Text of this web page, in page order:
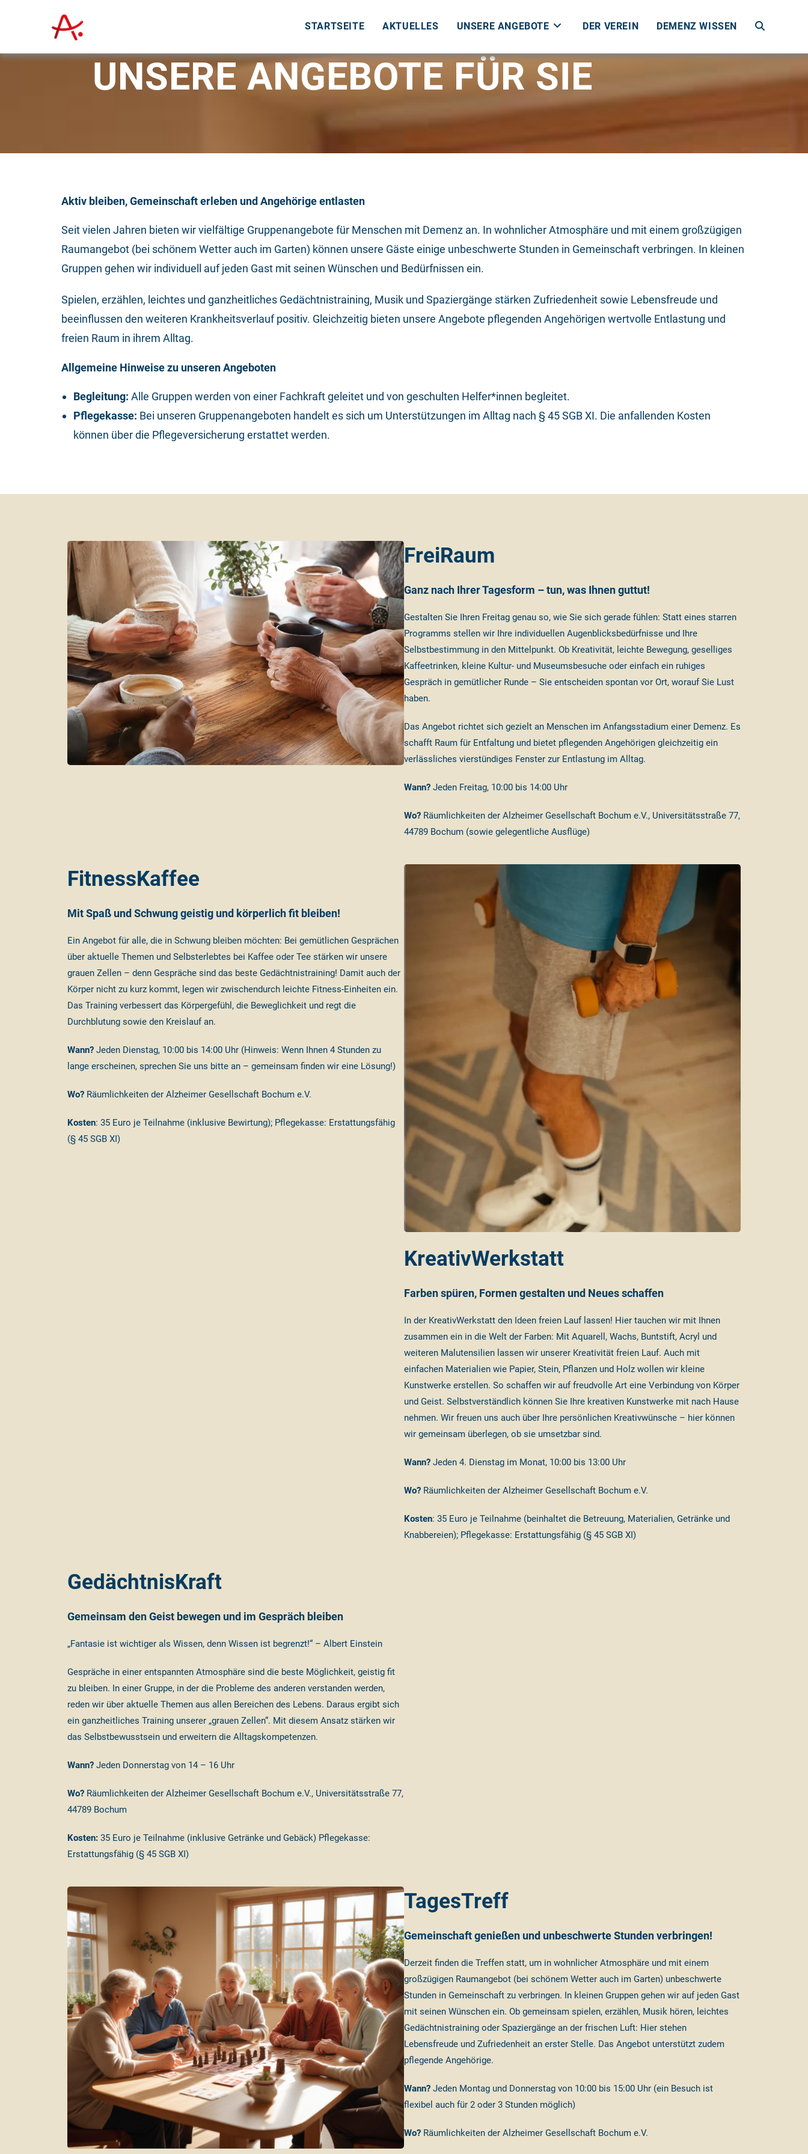
STARTSEITE AKTUELLES UNSERE ANGEBOTE DER VEREIN DEMENZ WISSEN
UNSERE ANGEBOTE FÜR SIE
Aktiv bleiben, Gemeinschaft erleben und Angehörige entlasten
Seit vielen Jahren bieten wir vielfältige Gruppenangebote für Menschen mit Demenz an. In wohnlicher Atmosphäre und mit einem großzügigen
Raumangebot (bei schönem Wetter auch im Garten) können unsere Gäste einige unbeschwerte Stunden in Gemeinschaft verbringen. In kleinen
Gruppen gehen wir individuell auf jeden Gast mit seinen Wünschen und Bedürfnissen ein.
Spielen, erzählen, leichtes und ganzheitliches Gedächtnistraining, Musik und Spaziergänge stärken Zufriedenheit sowie Lebensfreude und
beeinflussen den weiteren Krankheitsverlauf positiv. Gleichzeitig bieten unsere Angebote pflegenden Angehörigen wertvolle Entlastung und
freien Raum in ihrem Alltag.
Allgemeine Hinweise zu unseren Angeboten
Begleitung: Alle Gruppen werden von einer Fachkraft geleitet und von geschulten Helfer*innen begleitet.
Pflegekasse: Bei unseren Gruppenangeboten handelt es sich um Unterstützungen im Alltag nach § 45 SGB XI. Die anfallenden Kosten
können über die Pflegeversicherung erstattet werden.
FreiRaum
Ganz nach Ihrer Tagesform – tun, was Ihnen guttut!
Gestalten Sie Ihren Freitag genau so, wie Sie sich gerade fühlen: Statt eines starren
Programms stellen wir Ihre individuellen Augenblicksbedürfnisse und Ihre
Selbstbestimmung in den Mittelpunkt. Ob Kreativität, leichte Bewegung, geselliges
Kaffeetrinken, kleine Kultur- und Museumsbesuche oder einfach ein ruhiges
Gespräch in gemütlicher Runde – Sie entscheiden spontan vor Ort, worauf Sie Lust
haben.
Das Angebot richtet sich gezielt an Menschen im Anfangsstadium einer Demenz. Es
schafft Raum für Entfaltung und bietet pflegenden Angehörigen gleichzeitig ein
verlässliches vierstündiges Fenster zur Entlastung im Alltag.
Wann? Jeden Freitag, 10:00 bis 14:00 Uhr
Wo? Räumlichkeiten der Alzheimer Gesellschaft Bochum e.V., Universitätsstraße 77,
44789 Bochum (sowie gelegentliche Ausflüge)
FitnessKaffee
Mit Spaß und Schwung geistig und körperlich fit bleiben!
Ein Angebot für alle, die in Schwung bleiben möchten: Bei gemütlichen Gesprächen
über aktuelle Themen und Selbsterlebtes bei Kaffee oder Tee stärken wir unsere
grauen Zellen – denn Gespräche sind das beste Gedächtnistraining! Damit auch der
Körper nicht zu kurz kommt, legen wir zwischendurch leichte Fitness-Einheiten ein.
Das Training verbessert das Körpergefühl, die Beweglichkeit und regt die
Durchblutung sowie den Kreislauf an.
Wann? Jeden Dienstag, 10:00 bis 14:00 Uhr (Hinweis: Wenn Ihnen 4 Stunden zu
lange erscheinen, sprechen Sie uns bitte an – gemeinsam finden wir eine Lösung!)
Wo? Räumlichkeiten der Alzheimer Gesellschaft Bochum e.V.
Kosten: 35 Euro je Teilnahme (inklusive Bewirtung); Pflegekasse: Erstattungsfähig
(§ 45 SGB XI)
KreativWerkstatt
Farben spüren, Formen gestalten und Neues schaffen
In der KreativWerkstatt den Ideen freien Lauf lassen! Hier tauchen wir mit Ihnen
zusammen ein in die Welt der Farben: Mit Aquarell, Wachs, Buntstift, Acryl und
weiteren Malutensilien lassen wir unserer Kreativität freien Lauf. Auch mit
einfachen Materialien wie Papier, Stein, Pflanzen und Holz wollen wir kleine
Kunstwerke erstellen. So schaffen wir auf freudvolle Art eine Verbindung von Körper
und Geist. Selbstverständlich können Sie Ihre kreativen Kunstwerke mit nach Hause
nehmen. Wir freuen uns auch über Ihre persönlichen Kreativwünsche – hier können
wir gemeinsam überlegen, ob sie umsetzbar sind.
Wann? Jeden 4. Dienstag im Monat, 10:00 bis 13:00 Uhr
Wo? Räumlichkeiten der Alzheimer Gesellschaft Bochum e.V.
Kosten: 35 Euro je Teilnahme (beinhaltet die Betreuung, Materialien, Getränke und
Knabbereien); Pflegekasse: Erstattungsfähig (§ 45 SGB XI)
GedächtnisKraft
Gemeinsam den Geist bewegen und im Gespräch bleiben
„Fantasie ist wichtiger als Wissen, denn Wissen ist begrenzt!“ – Albert Einstein
Gespräche in einer entspannten Atmosphäre sind die beste Möglichkeit, geistig fit
zu bleiben. In einer Gruppe, in der die Probleme des anderen verstanden werden,
reden wir über aktuelle Themen aus allen Bereichen des Lebens. Daraus ergibt sich
ein ganzheitliches Training unserer „grauen Zellen“. Mit diesem Ansatz stärken wir
das Selbstbewusstsein und erweitern die Alltagskompetenzen.
Wann? Jeden Donnerstag von 14 – 16 Uhr
Wo? Räumlichkeiten der Alzheimer Gesellschaft Bochum e.V., Universitätsstraße 77,
44789 Bochum
Kosten: 35 Euro je Teilnahme (inklusive Getränke und Gebäck) Pflegekasse:
Erstattungsfähig (§ 45 SGB XI)
TagesTreff
Gemeinschaft genießen und unbeschwerte Stunden verbringen!
Derzeit finden die Treffen statt, um in wohnlicher Atmosphäre und mit einem
großzügigen Raumangebot (bei schönem Wetter auch im Garten) unbeschwerte
Stunden in Gemeinschaft zu verbringen. In kleinen Gruppen gehen wir auf jeden Gast
mit seinen Wünschen ein. Ob gemeinsam spielen, erzählen, Musik hören, leichtes
Gedächtnistraining oder Spaziergänge an der frischen Luft: Hier stehen
Lebensfreude und Zufriedenheit an erster Stelle. Das Angebot unterstützt zudem
pflegende Angehörige.
Wann? Jeden Montag und Donnerstag von 10:00 bis 15:00 Uhr (ein Besuch ist
flexibel auch für 2 oder 3 Stunden möglich)
Wo? Räumlichkeiten der Alzheimer Gesellschaft Bochum e.V.